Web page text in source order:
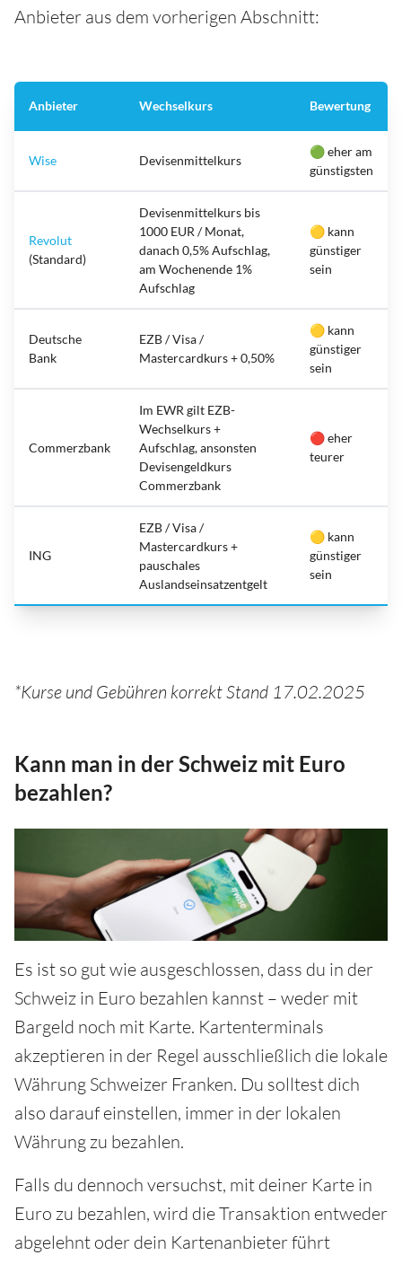
Anbieter aus dem vorherigen Abschnitt:
Anbieter Wechselkurs Bewertung
Wise Devisenmittelkurs
🟢 eher am
günstigsten
Revolut
(Standard)
Devisenmittelkurs bis
1000 EUR / Monat,
danach 0,5% Aufschlag,
am Wochenende 1%
Aufschlag
🟡 kann
günstiger
sein
Deutsche
Bank
EZB / Visa /
Mastercardkurs + 0,50%
🟡 kann
günstiger
sein
Commerzbank
Im EWR gilt EZB-
Wechselkurs +
Aufschlag, ansonsten
Devisengeldkurs
Commerzbank
🔴 eher
teurer
ING
EZB / Visa /
Mastercardkurs +
pauschales
Auslandseinsatzentgelt
🟡 kann
günstiger
sein
*Kurse und Gebühren korrekt Stand 17.02.2025
Kann man in der Schweiz mit Euro
bezahlen?
Es ist so gut wie ausgeschlossen, dass du in der
Schweiz in Euro bezahlen kannst – weder mit
Bargeld noch mit Karte. Kartenterminals
akzeptieren in der Regel ausschließlich die lokale
Währung Schweizer Franken. Du solltest dich
also darauf einstellen, immer in der lokalen
Währung zu bezahlen.
Falls du dennoch versuchst, mit deiner Karte in
Euro zu bezahlen, wird die Transaktion entweder
abgelehnt oder dein Kartenanbieter führt